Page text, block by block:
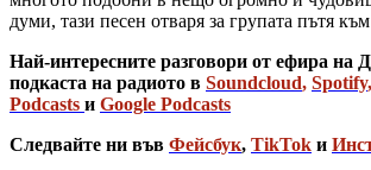
думи, тази песен отваря за групата пътя
Най-интересните разговори от ефира на
подкаста на радиото в Soundcloud, Spotify,
Podcasts и Google Podcasts
Следвайте ни във Фейсбук, TikTok и